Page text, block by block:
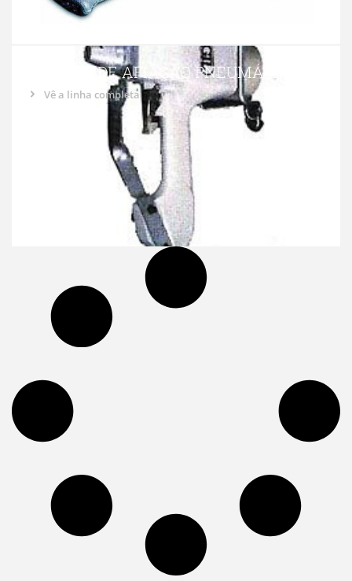
PISTOLA DE AFIAÇÃO PNEUMÁTICA
Vê a linha completa